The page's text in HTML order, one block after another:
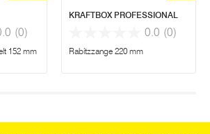
(0)
152 mm
KRAFTBOX PROFESSIONAL
0.0 (0)
Rabitzzange 220 mm